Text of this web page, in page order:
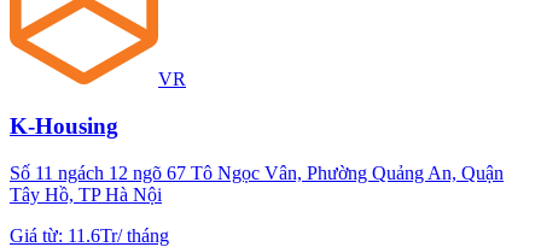
VR
K-Housing
Số 11 ngách 12 ngõ 67 Tô Ngọc Vân, Phường Quảng An, Quận
Tây Hồ, TP Hà Nội
Giá từ: 11.6Tr/tháng